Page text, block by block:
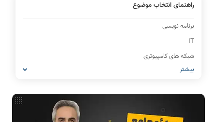
راهنمای انتخاب موضوع
برنامه نویسی
IT
شبکه های کامپیوتری
مشاغل رشته کامپیوتر
مدار منطقی
بیشتر